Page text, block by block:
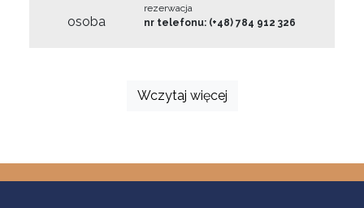
osoba
rezerwacja
nr telefonu: (+48) 784 912 326
Wczytaj więcej